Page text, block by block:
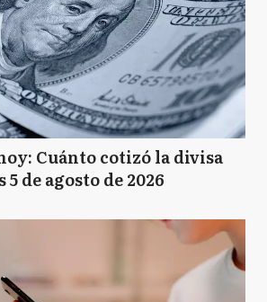
Cuánto cotizó la divisa
de agosto de 2026